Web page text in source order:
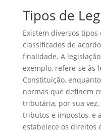
Tipos de
Existem diversos
classificados de
finalidade. A
exemplo, refere-se às
Constituição,
normas que definem
tributária, por sua
tributos e impostos, e
estabelece os direitos